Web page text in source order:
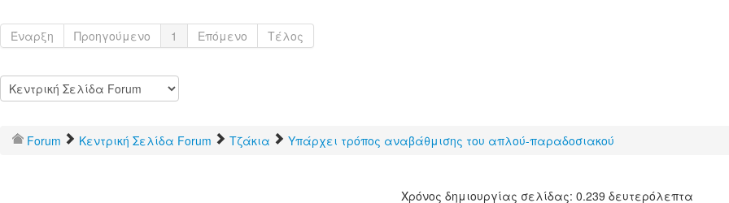
Έναρξη Προηγούμενο 1 Επόμενο Τέλος
Forum Κεντρική Σελίδα Forum Τζάκια Υπάρχει τρόπος αναβάθμισης του απλού-παραδοσιακού
Χρόνος δημιουργίας σελίδας: 0.239 δευτερόλεπτα